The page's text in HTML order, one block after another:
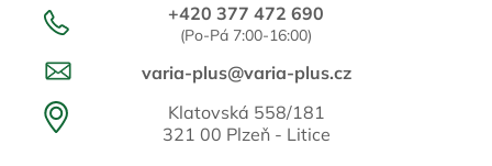
+420 377 472 690
(Po-Pá 7:00-16:00)
varia-plus@varia-plus.cz
Klatovská 558/181
321 00 Plzeň - Litice